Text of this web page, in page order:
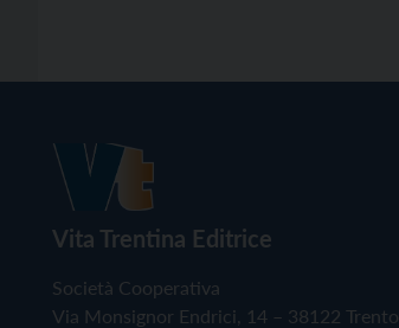
Vita Trentina Editrice
Società Cooperativa
Via Monsignor Endrici, 14 – 38122 Trento